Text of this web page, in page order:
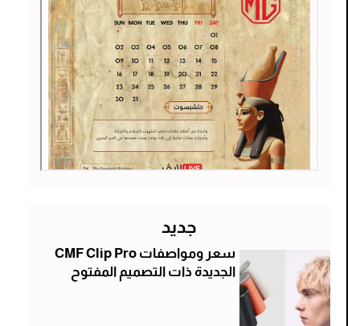
جديد
سعر ومواصفات CMF Clip Pro
الجديدة ذات التصميم المفتوح